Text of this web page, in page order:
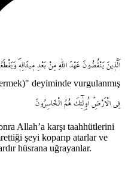
اَلَّذ۪ينَ يَنْقُضُونَ عَهْدَ اللّٰهِ مِنْ بَعْدِ م۪يثَاقِه۪ۖ
deyiminde vurgulanmış
فِي
الْاَرْضِۜ اُو۬لٰٓئِكَ هُمُ الْخَاسِرُونَ
Allah’a karşı taahhütlerini
şeyi koparıp atarlar ve
hüsrana uğrayanlar.